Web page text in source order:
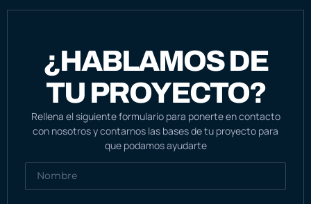
¿HABLAMOS DE
TU PROYECTO?
Rellena el siguiente formulario para ponerte en contacto
con nosotros y contarnos las bases de tu proyecto para
que podamos ayudarte